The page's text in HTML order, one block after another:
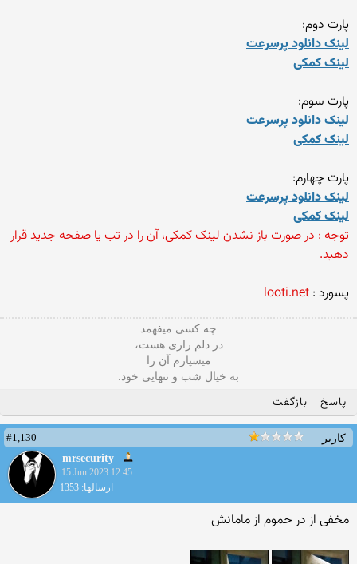
پارت دوم:
لینک دانلود پرسرعت
لینک کمکی
پارت سوم:
لینک دانلود پرسرعت
لینک کمکی
پارت چهارم:
لینک دانلود پرسرعت
لینک کمکی
توجه : در صورت باز نشدن لینک کمکی، آن را در تب یا صفحه جدید قرار
دهید.
پسورد : looti.net
چه کسی میفهمد
در دلم رازی هست،
میسپارم آن را
به خیال شب و تنهایی خود.
پاسخ بازگفت
کاربر
#1,130
mrsecurity
15 Jun 2023 12:45
ارسالها: 1353
مخفی از در حموم از مامانش